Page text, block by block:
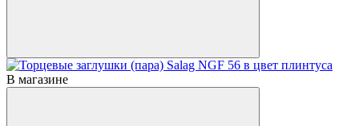
В магазине